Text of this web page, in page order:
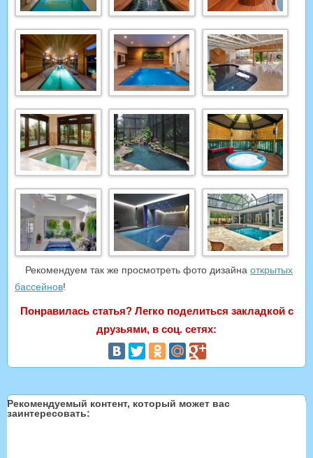
Рекомендуем так же просмотреть фото дизайна открытых
бассейнов!
Понравилась статья? Легко поделиться закладкой с
друзьями, в соц. сетях:
Рекомендуемый контент, который может вас
заинтересовать: